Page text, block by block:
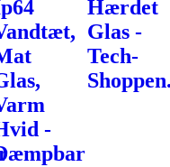
-
Hærdet
Glas -
Tech-